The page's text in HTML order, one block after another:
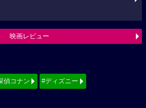
映画レビュー
偵コナン #ディズニー